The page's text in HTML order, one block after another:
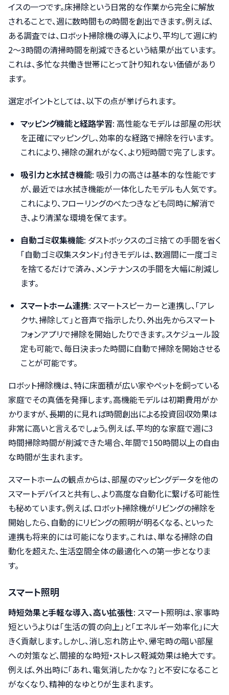
イスの一つです。床掃除という日常的な作業から完全に解放
されることで、週に数時間もの時間を創出できます。例えば、
ある調査では、ロボット掃除機の導入により、平均して週に約
2～3時間の清掃時間を削減できるという結果が出ています。
これは、多忙な共働き世帯にとって計り知れない価値があり
ます。
選定ポイントとしては、以下の点が挙げられます。
マッピング機能と経路学習: 高性能なモデルは部屋の形状
を正確にマッピングし、効率的な経路で掃除を行います。
これにより、掃除の漏れがなく、より短時間で完了します。
吸引力と水拭き機能: 吸引力の高さは基本的な性能です
が、最近では水拭き機能が一体化したモデルも人気です。
これにより、フローリングのべたつきなども同時に解消で
き、より清潔な環境を保てます。
自動ゴミ収集機能: ダストボックスのゴミ捨ての手間を省く
「自動ゴミ収集スタンド」付きモデルは、数週間に一度ゴミ
を捨てるだけで済み、メンテナンスの手間を大幅に削減し
ます。
スマートホーム連携: スマートスピーカーと連携し、「アレ
クサ、掃除して」と音声で指示したり、外出先からスマート
フォンアプリで掃除を開始したりできます。スケジュール設
定も可能で、毎日決まった時間に自動で掃除を開始させる
ことが可能です。
ロボット掃除機は、特に床面積が広い家やペットを飼っている
家庭でその真価を発揮します。高機能モデルは初期費用がか
かりますが、長期的に見れば時間創出による投資回収効果は
非常に高いと言えるでしょう。例えば、平均的な家庭で週に3
時間掃除時間が削減できた場合、年間で150時間以上の自由
な時間が生まれます。
スマートホームの観点からは、部屋のマッピングデータを他の
スマートデバイスと共有し、より高度な自動化に繋げる可能性
も秘めています。例えば、ロボット掃除機がリビングの掃除を
開始したら、自動的にリビングの照明が明るくなる、といった
連携も将来的には可能になります。これは、単なる掃除の自
動化を超えた、生活空間全体の最適化への第一歩となりま
す。
スマート照明
時短効果と手軽な導入、高い拡張性: スマート照明は、家事時
短というよりは「生活の質の向上」と「エネルギー効率化」に大
きく貢献します。しかし、消し忘れ防止や、帰宅時の暗い部屋
への対策など、間接的な時短・ストレス軽減効果は絶大です。
例えば、外出時に「あれ、電気消したかな？」と不安になること
がなくなり、精神的なゆとりが生まれます。